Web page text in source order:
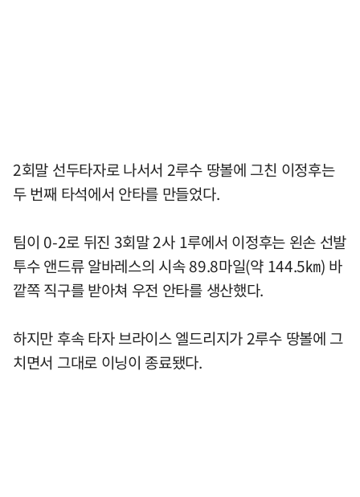
2회말 선두타자로 나서서 2루수 땅볼에 그친 이정후는
두 번째 타석에서 안타를 만들었다.
팀이 0-2로 뒤진 3회말 2사 1루에서 이정후는 왼손 선발
투수 앤드류 알바레스의 시속 89.8마일(약 144.5㎞) 바
깥쪽 직구를 받아쳐 우전 안타를 생산했다.
하지만 후속 타자 브라이스 엘드리지가 2루수 땅볼에 그
치면서 그대로 이닝이 종료됐다.